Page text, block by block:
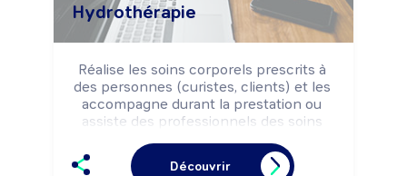
Hydrothérapie
Réalise les soins corporels prescrits à
des personnes (curistes, clients) et les
accompagne durant la prestation ou
assiste des professionnels des soins
thermal, ...) selon les règles d'hygiène et
Découvrir